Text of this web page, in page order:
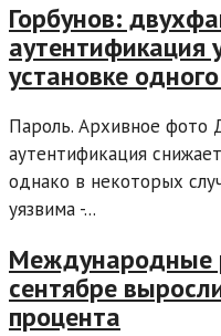
Горбунов:
аутентификация
установке
Пароль. Архивное фото
аутентификация
однако в некоторых
уязвима -...
Международные
сентябре
процента